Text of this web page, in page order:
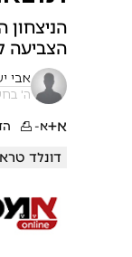
הצביעה
אבי
ה' בחשוון
א+א-
דונלד